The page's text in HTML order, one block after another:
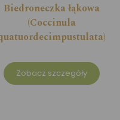
Biedroneczka łąkowa
(Coccinula
Zobacz szczegóły